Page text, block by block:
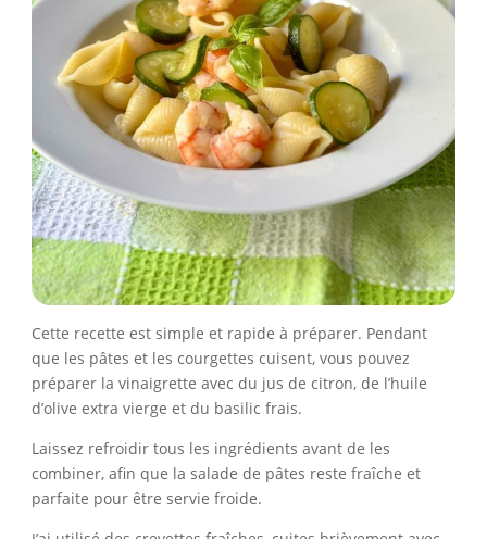
Cette recette est simple et rapide à préparer. Pendant
que les pâtes et les courgettes cuisent, vous pouvez
préparer la vinaigrette avec du jus de citron, de l’huile
d’olive extra vierge et du basilic frais.
Laissez refroidir tous les ingrédients avant de les
combiner, afin que la salade de pâtes reste fraîche et
parfaite pour être servie froide.